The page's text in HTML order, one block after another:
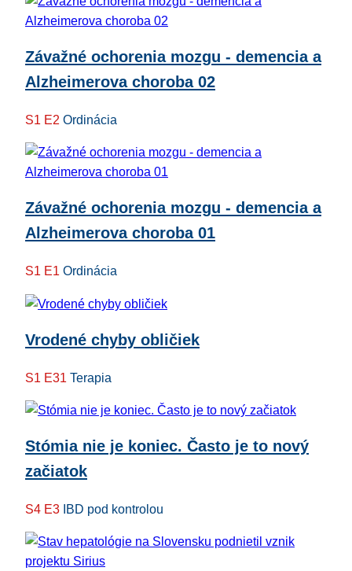
Závažné ochorenia mozgu - demencia a
Alzheimerova choroba 02
S1 E2 Ordinácia
Závažné ochorenia mozgu - demencia a
Alzheimerova choroba 01
S1 E1 Ordinácia
Vrodené chyby obličiek
S1 E31 Terapia
Stómia nie je koniec. Často je to nový
začiatok
S4 E3 IBD pod kontrolou